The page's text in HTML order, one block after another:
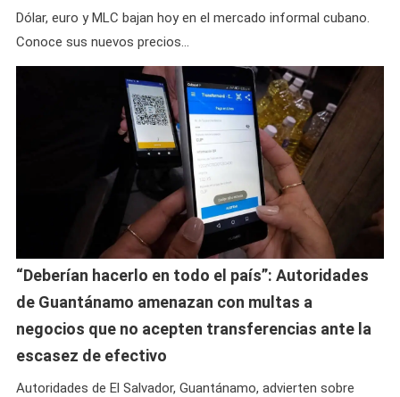
Dólar, euro y MLC bajan hoy en el mercado informal cubano.
Conoce sus nuevos precios…
“Deberían hacerlo en todo el país”: Autoridades
de Guantánamo amenazan con multas a
negocios que no acepten transferencias ante la
escasez de efectivo
Autoridades de El Salvador, Guantánamo, advierten sobre